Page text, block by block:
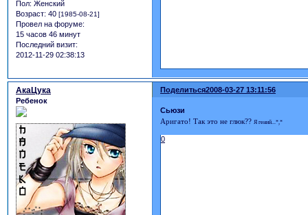
Пол: Женский
Возраст: 40 [1985-08-21]
Провел на форуме:
15 часов 46 минут
Последний визит:
2012-11-29 02:38:13
Поделиться2008-03-27 13:11:56
АкаЦука
Ребенок
Сьюзи
Аригато! Так это не глюк??Я гений...*,*
0